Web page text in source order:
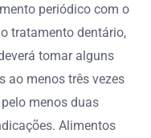
periódico com o
tratamento dentário,
tomar alguns
ao menos três vezes
menos duas
Alimentos